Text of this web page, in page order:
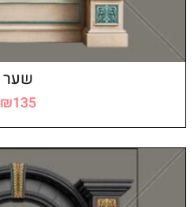
שער
₪135